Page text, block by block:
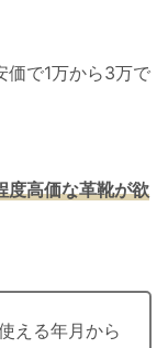
価で1万から3万で
度高価な革靴が欲
える年月から